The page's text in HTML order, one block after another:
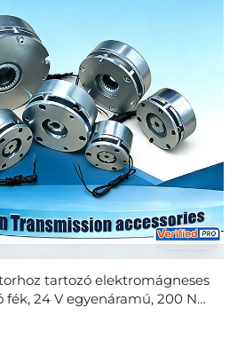
tartozó elektromágneses
24 V egyenáramú, 200 Nm